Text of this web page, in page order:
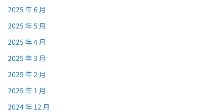
2025 年 6 月
2025 年 5 月
2025 年 4 月
2025 年 3 月
2025 年 2 月
2025 年 1 月
2024 年 12 月